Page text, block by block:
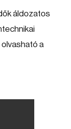
áldozatos
a